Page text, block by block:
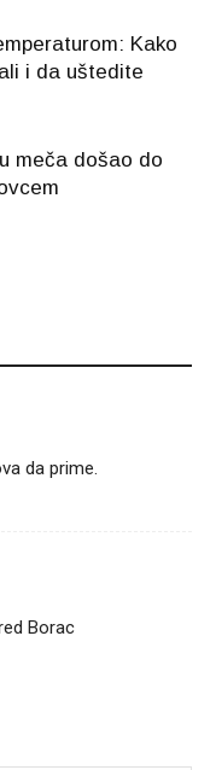
Kako
i da uštedite
meča došao do
da prime.
Borac